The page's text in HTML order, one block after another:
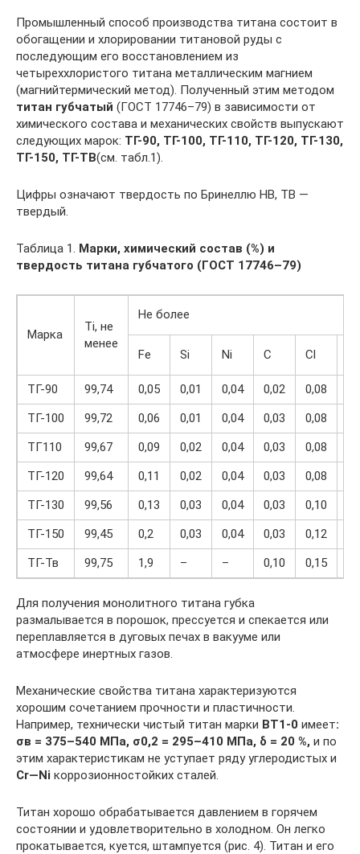
Промышленный способ производства титана состоит в
обогащении и хлорировании титановой руды с
последующим его восстановлением из
четыреххлористого титана металлическим магнием
(магнийтермический метод). Полученный этим методом
титан губчатый (ГОСТ 17746–79) в зависимости от
химического состава и механических свойств выпускают
следующих марок: ТГ-90, ТГ-100, ТГ-110, ТГ-120, ТГ-130,
ТГ-150, ТГ-ТВ(см. табл.1).
Цифры означают твердость по Бринеллю НВ, ТВ —
твердый.
Таблица 1. Марки, химический состав (%) и
твердость титана губчатого (ГОСТ 17746–79)
Марка
Ti, не
менее
Не более
Fe Si Ni C Cl
ТГ-90 99,74 0,05 0,01 0,04 0,02 0,08
ТГ-100
99,72 0,06 0,01 0,04 0,03 0,08
ТГ110
99,67 0,09 0,02 0,04 0,03 0,08
ТГ-120
99,64 0,11 0,02 0,04 0,03 0,08
ТГ-130
99,56 0,13 0,03 0,04 0,03 0,10
ТГ-150
99,45 0,2 0,03 0,04 0,03 0,12
ТГ-Тв
99,75 1,9 – – 0,10 0,15
Для получения монолитного титана губка
размалывается в порошок, прессуется и спекается или
переплавляется в дуговых печах в вакууме или
атмосфере инертных газов.
Механические свойства титана характеризуются
хорошим сочетанием прочности и пластичности.
Например, технически чистый титан марки ВТ1-0 имеет:
σв = 375–540 МПа, σ0,2 = 295–410 МПа, δ = 20 %, и по
этим характеристикам не уступает ряду углеродистых и
Cr—Ni коррозионностойких сталей.
Титан хорошо обрабатывается давлением в горячем
состоянии и удовлетворительно в холодном. Он легко
прокатывается, куется, штампуется (рис. 4). Титан и его